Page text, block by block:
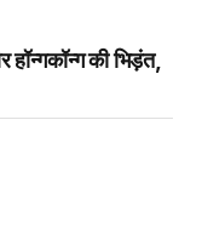
की भिड़ंत,